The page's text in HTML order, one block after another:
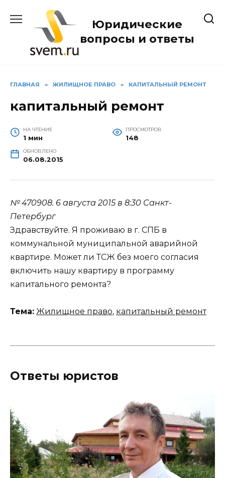
содержанию
Юридические
вопросы и ответы
ГЛАВНАЯ » ЖИЛИЩНОЕ ПРАВО » КАПИТАЛЬНЫЙ РЕМОНТ
капитальный ремонт
НА ЧТЕНИЕ
1 мин
ПРОСМОТРОВ
148
ОБНОВЛЕНО
06.08.2015
№ 470908. 6 августа 2015 в 8:30 Санкт-
Петербург
Здравствуйте. Я проживаю в г. СПБ в
коммунальной муниципальной аварийной
квартире. Может ли ТСЖ без моего согласия
включить нашу квартиру в программу
капитального ремонта?
Тема: Жилищное право, капитальный ремонт
Ответы юристов